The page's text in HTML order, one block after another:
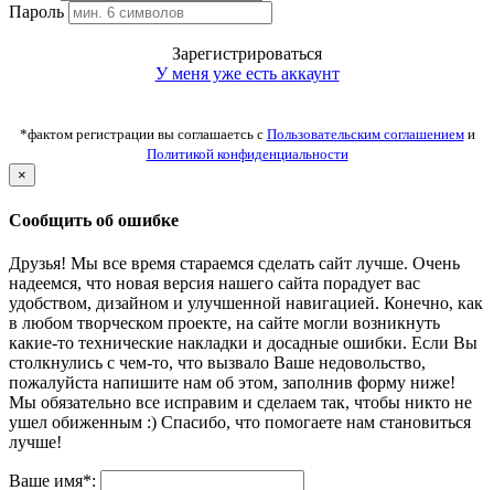
Пароль
Зарегистрироваться
У меня уже есть аккаунт
*фактом регистрации вы соглашаетсь с Пользовательским соглашениеми
Политикой конфиденциальности
×
Сообщить об ошибке
Друзья! Мы все время стараемся сделать сайт лучше. Очень
надеемся, что новая версия нашего сайта порадует вас
удобством, дизайном и улучшенной навигацией. Конечно, как
в любом творческом проекте, на сайте могли возникнуть
какие-то технические накладки и досадные ошибки. Если Вы
столкнулись с чем-то, что вызвало Ваше недовольство,
пожалуйста напишите нам об этом, заполнив форму ниже!
Мы обязательно все исправим и сделаем так, чтобы никто не
ушел обиженным :) Спасибо, что помогаете нам становиться
лучше!
Ваше имя*: